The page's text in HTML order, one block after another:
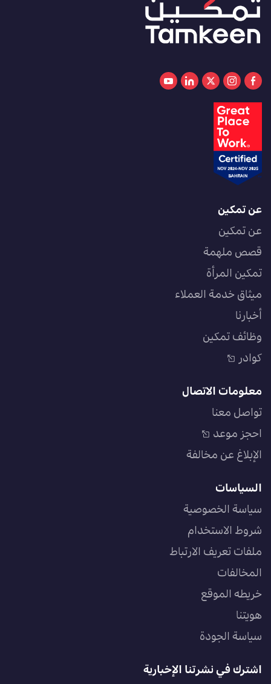
عن تمكين
عن تمكين
قصص ملهمة
تمكين المرأة
ميثاق خدمة العملاء
أخبارنا
وظائف تمكين
كوادر
معلومات الاتصال
تواصل معنا
احجز موعد
الإبلاغ عن مخالفة
السياسات
سياسة الخصوصية
شروط الاستخدام
ملفات تعريف الارتباط
المخالفات
خريطه الموقع
هويتنا
سياسة الجودة
اشترك في نشرتنا الإخبارية